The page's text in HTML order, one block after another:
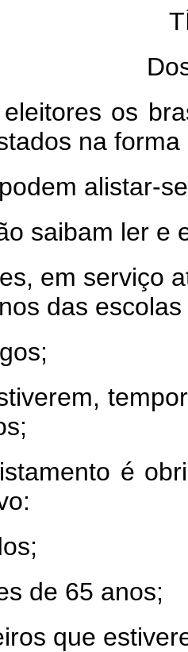
eleitores os
na forma
alistar-
saibam ler e
em serviço
das
é
de 65 anos;
que